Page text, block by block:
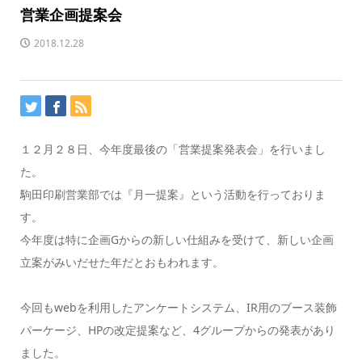
営業企画提案会
2018.12.28
１２月２８日、今年度最後の「営業提案発表会」を行いまし
た。
駒田印刷営業部では『月一提案』という活動を行っておりま
す。
今年度は特に企画Gからの新しい仕組みを受けて、新しい企画
立案がみいだせた年だとおもわれます。
今回もwebを利用したアンケートシステム、IR用のブース装飾
パーケージ、HPの改定提案など、4グループからの発表があり
ました。